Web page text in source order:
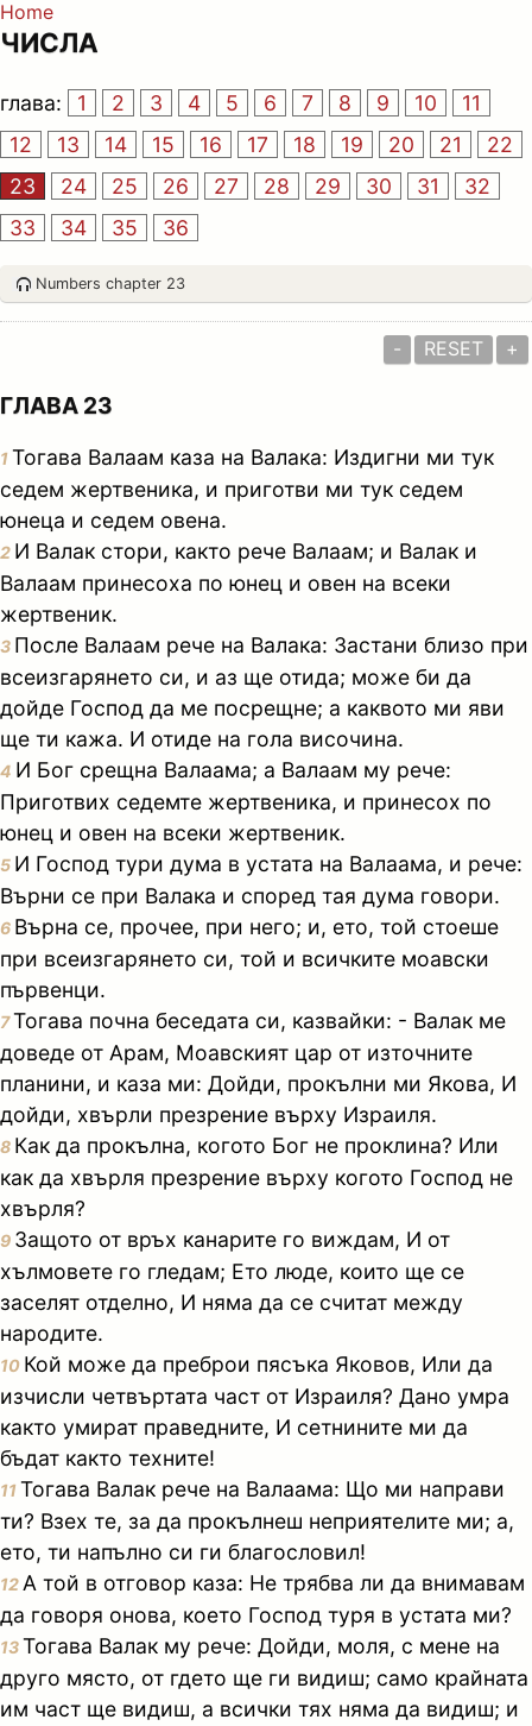
Home
ЧИСЛА
глава: 1 2 3 4 5 6 7 8 9 10
11
12
13 14 15 16 17 18 19 20 21
22
23
24 25 26 27 28 29 30 31
32
33
34 35 36
Numbers chapter 23
- RESET +
ГЛАВА 23
1Тогава Валаам каза на Валака: Издигни ми тук
седем жертвеника, и приготви ми тук седем
юнеца и седем овена.
2 И Валак стори, както рече Валаам; и Валак и
Валаам принесоха по юнец и овен на всеки
жертвеник.
3 После Валаам рече на Валака: Застани близо при
всеизгарянето си, и аз ще отида; може би да
дойде Господ да ме посрещне; а каквото ми яви
ще ти кажа. И отиде на гола височина.
4 И Бог срещна Валаама; а Валаам му рече:
Приготвих седемте жертвеника, и принесох по
юнец и овен на всеки жертвеник.
5 И Господ тури дума в устата на Валаама, и рече:
Върни се при Валака и според тая дума говори.
6 Върна се, прочее, при него; и, ето, той стоеше
при всеизгарянето си, той и всичките моавски
първенци.
7Тогава почна беседата си, казвайки: - Валак ме
доведе от Арам, Моавският цар от източните
планини, и каза ми: Дойди, прокълни ми Якова, И
дойди, хвърли презрение върху Израиля.
8 Как да прокълна, когото Бог не проклина? Или
как да хвърля презрение върху когото Господ не
хвърля?
9 Защото от връх канарите го виждам, И от
хълмовете го гледам; Ето люде, които ще се
заселят отделно, И няма да се считат между
народите.
10 Кой може да преброи пясъка Яковов, Или да
изчисли четвъртата част от Израиля? Дано умра
както умират праведните, И сетнините ми да
бъдат както техните!
11Тогава Валак рече на Валаама: Що ми направи
ти? Взех те, за да прокълнеш неприятелите ми; а,
ето, ти напълно си ги благословил!
12 А той в отговор каза: Не трябва ли да внимавам
да говоря онова, което Господ туря в устата ми?
13Тогава Валак му рече: Дойди, моля, с мене на
друго място, от гдето ще ги видиш; само крайната
им част ще видиш, а всички тях няма да видиш; и